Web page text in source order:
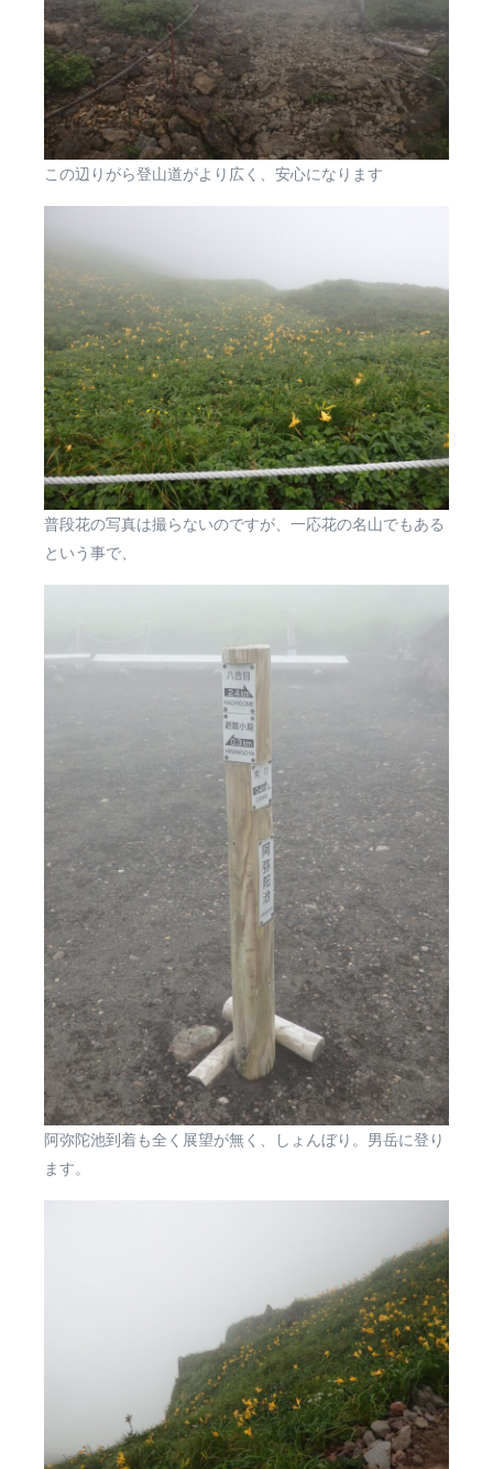
この辺りがら登山道がより広く、安心になります
普段花の写真は撮らないのですが、一応花の名山でもある
という事で、
阿弥陀池到着も全く展望が無く、しょんぼり。男岳に登り
ます。